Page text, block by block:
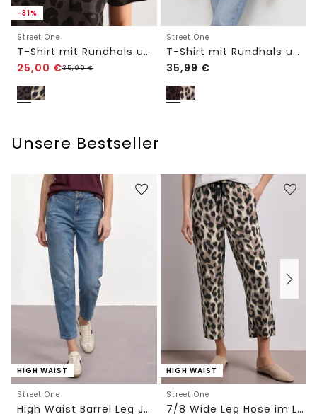
-31%
Street One
T-Shirt mit Rundhals und Brusttasche im Leo-Look
25,00 €35,99€
Street One
T-Shirt mit Rundhals und Spitze
35,99 €
Unsere Bestseller
HIGH WAIST
Street One
High Waist Barrel Leg Jeans im Loose Fit
HIGH WAIST
Street One
7/8 Wide Leg Hose im Loose Fit mit Print